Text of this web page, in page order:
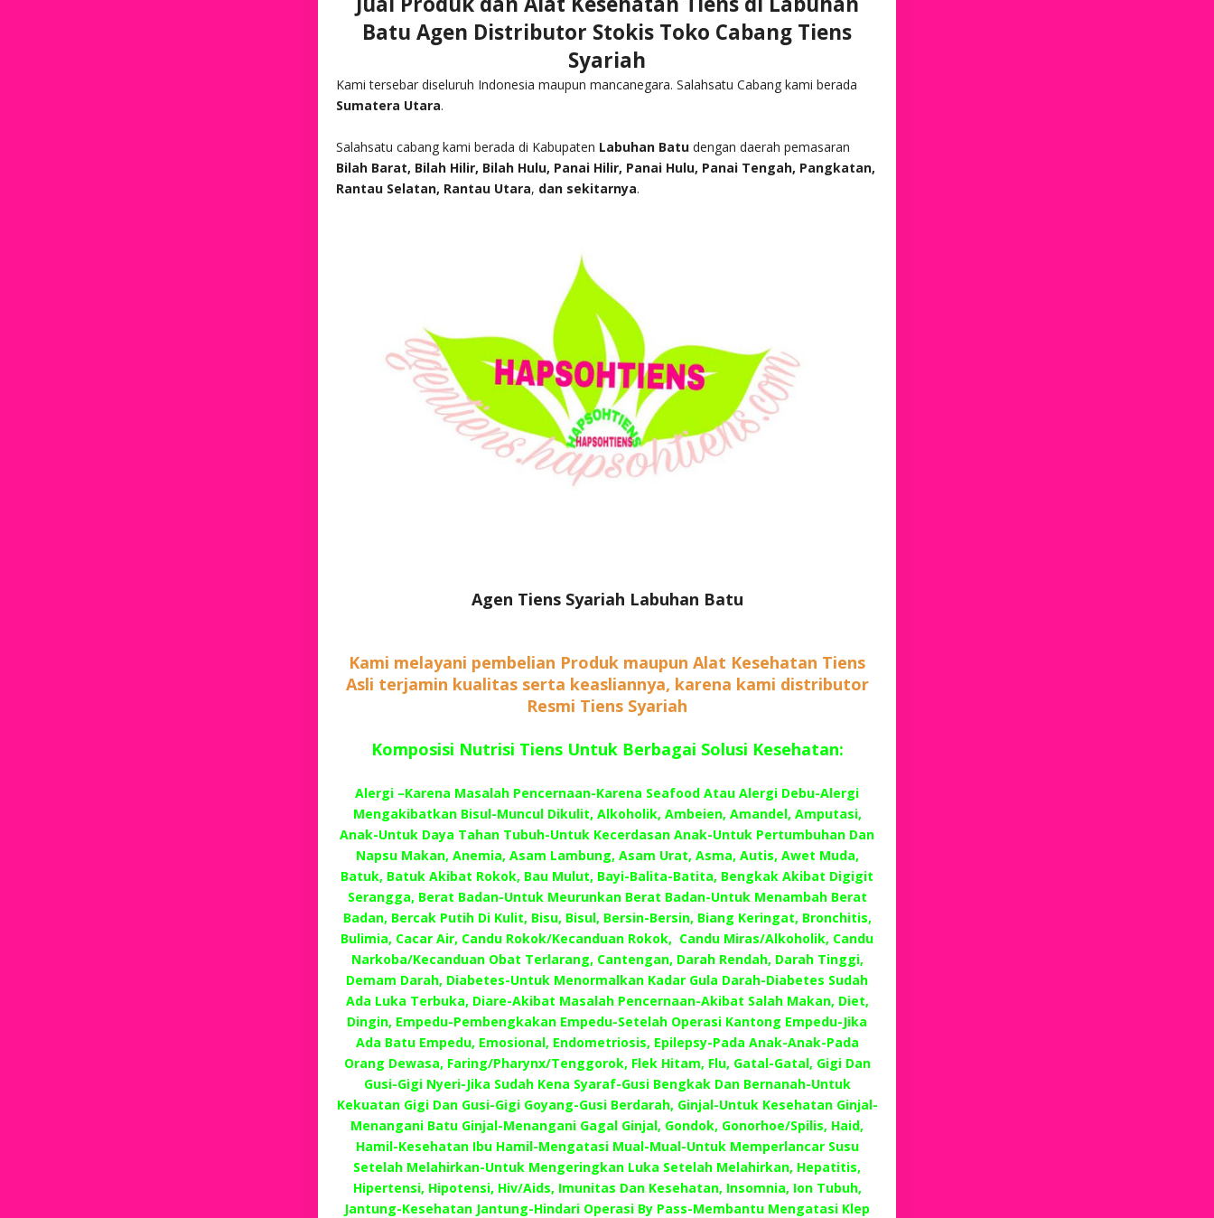
Batu Agen Distributor Stokis Toko Cabang Tiens
Syariah
Kami tersebar diseluruh Indonesia maupun mancanegara. Salahsatu Cabang kami berada
Sumatera Utara.
Salahsatu cabang kami berada di Kabupaten Labuhan Batu dengan daerah pemasaran
Bilah Barat, Bilah Hilir, Bilah Hulu, Panai Hilir, Panai Hulu, Panai Tengah, Pangkatan,
Rantau Selatan, Rantau Utara, dan sekitarnya.
Agen Tiens Syariah Labuhan Batu
Kami melayani pembelian Produk maupun Alat Kesehatan Tiens
Asli terjamin kualitas serta keasliannya, karena kami distributor
Resmi Tiens Syariah
Komposisi Nutrisi Tiens Untuk Berbagai Solusi Kesehatan:
Alergi –Karena Masalah Pencernaan-Karena Seafood Atau Alergi Debu-Alergi
Mengakibatkan Bisul-Muncul Dikulit, Alkoholik, Ambeien, Amandel, Amputasi,
Anak-Untuk Daya Tahan Tubuh-Untuk Kecerdasan Anak-Untuk Pertumbuhan Dan
Napsu Makan, Anemia, Asam Lambung, Asam Urat, Asma, Autis, Awet Muda,
Batuk, Batuk Akibat Rokok, Bau Mulut, Bayi-Balita-Batita, Bengkak Akibat Digigit
Serangga, Berat Badan-Untuk Meurunkan Berat Badan-Untuk Menambah Berat
Badan, Bercak Putih Di Kulit, Bisu, Bisul, Bersin-Bersin, Biang Keringat, Bronchitis,
Bulimia, Cacar Air, Candu Rokok/Kecanduan Rokok, Candu Miras/Alkoholik, Candu
Narkoba/Kecanduan Obat Terlarang, Cantengan, Darah Rendah, Darah Tinggi,
Demam Darah, Diabetes-Untuk Menormalkan Kadar Gula Darah-Diabetes Sudah
Ada Luka Terbuka, Diare-Akibat Masalah Pencernaan-Akibat Salah Makan, Diet,
Dingin, Empedu-Pembengkakan Empedu-Setelah Operasi Kantong Empedu-Jika
Ada Batu Empedu, Emosional, Endometriosis, Epilepsy-Pada Anak-Anak-Pada
Orang Dewasa, Faring/Pharynx/Tenggorok, Flek Hitam, Flu, Gatal-Gatal, Gigi Dan
Gusi-Gigi Nyeri-Jika Sudah Kena Syaraf-Gusi Bengkak Dan Bernanah-Untuk
Kekuatan Gigi Dan Gusi-Gigi Goyang-Gusi Berdarah, Ginjal-Untuk Kesehatan Ginjal-
Menangani Batu Ginjal-Menangani Gagal Ginjal, Gondok, Gonorhoe/Spilis, Haid,
Hamil-Kesehatan Ibu Hamil-Mengatasi Mual-Mual-Untuk Memperlancar Susu
Setelah Melahirkan-Untuk Mengeringkan Luka Setelah Melahirkan, Hepatitis,
Hipertensi, Hipotensi, Hiv/Aids, Imunitas Dan Kesehatan, Insomnia, Ion Tubuh,
Jantung-Kesehatan Jantung-Hindari Operasi By Pass-Membantu Mengatasi Klep